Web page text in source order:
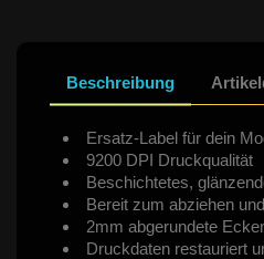
Beschreibung
Ersatz-Label für dein
9200 DPI Druckqualität
Beschichtetes,
Bereit zum abziehen
2mm abgerundete
Druckdaten restauriert